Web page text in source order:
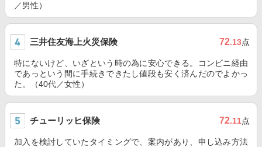
／男性）
三井住友海上火災保険 72.13点
特にないけど、いざという時の為に安心できる。コンビニ経由
であっという間に手続きできたし値段も安く済んだのでよかっ
た。（40代／女性）
チューリッヒ保険 72.11点
加入を検討していたタイミングで、案内があり、申し込み方法